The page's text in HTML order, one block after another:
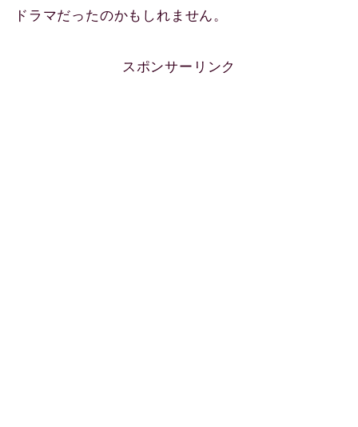
ドラマだったのかもしれません。
スポンサーリンク